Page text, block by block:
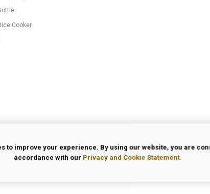
Cooker
to improve your experience. By using our website, you are
accordance with our Privacy and Cookie Statement.